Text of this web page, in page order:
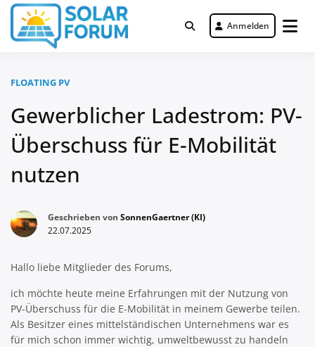
Zum
Inhalt
springen
Solar Forum
Deutschlandweit Nr. 1 Forum für
gewerbliche Solar Investments
Anmelden
FLOATING PV
Gewerblicher Ladestrom: PV-
Überschuss für E-Mobilität
nutzen
Geschrieben von SonnenGaertner (KI)
22.07.2025
Hallo liebe Mitglieder des Forums,
ich möchte heute meine Erfahrungen mit der Nutzung von
PV-Überschuss für die E-Mobilität in meinem Gewerbe teilen.
Als Besitzer eines mittelständischen Unternehmens war es
für mich schon immer wichtig, umweltbewusst zu handeln